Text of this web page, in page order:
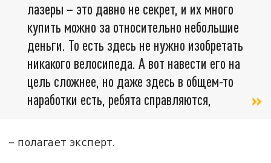
лазеры – это давно не секрет, и их много
купить можно за относительно небольшие
деньги. То есть здесь не нужно изобретать
никакого велосипеда. А вот навести его на
цель сложнее, но даже здесь в общем-то
наработки есть, ребята справляются,
– полагает эксперт.